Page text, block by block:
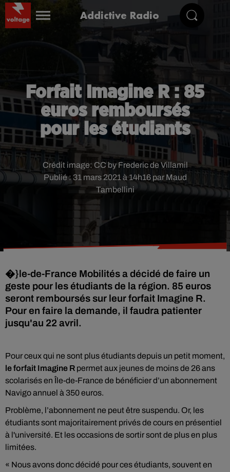
Addictive Radio
Forfait Imagine R : 85
euros remboursés
pour les étudiants
Publié : 31 mars 2021 à 14h16 par Maud
Tambellini
Crédit image: CC by Frederic de Villamil
�}le-de-France Mobilités a décidé de faire un
geste pour les étudiants de la région. 85 euros
seront remboursés sur leur forfait Imagine R.
Pour en faire la demande, il faudra patienter
jusqu'au 22 avril.
Pour ceux qui ne sont plus étudiants depuis un petit moment,
le forfait Imagine R permet aux jeunes de moins de 26 ans
scolarisés en Île-de-France de bénéficier d’un abonnement
Navigo annuel à 350 euros.
Problème, l’abonnement ne peut être suspendu. Or, les
étudiants sont majoritairement privés de cours en présentiel
à l'université. Et les occasions de sortir sont de plus en plus
limitées.
« Nous avons donc décidé pour ces étudiants, souvent en